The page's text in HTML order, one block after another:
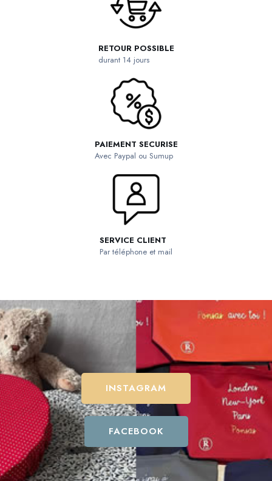
RETOUR POSSIBLE
durant 14 jours
PAIEMENT SECURISE
Avec Paypal ou Sumup
SERVICE CLIENT
Par téléphone et mail
INSTAGRAM
FACEBOOK